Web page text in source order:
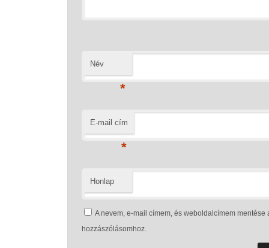
Név
*
E-mail cím
*
Honlap
A nevem, e-mail címem, és weboldalcímem
hozzászólásomhoz.